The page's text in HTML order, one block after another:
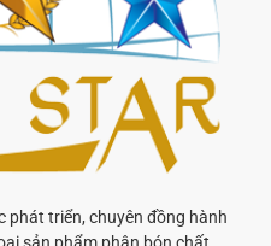
phát triển, chuyên đồng hành